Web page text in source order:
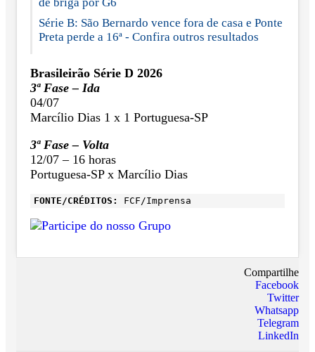
Série B: São Bernardo vence fora de casa e Ponte
Preta perde a 16ª - Confira outros resultados
Brasileirão Série D 2026
3ª Fase – Ida
04/07
Marcílio Dias 1 x 1 Portuguesa-SP
3ª Fase – Volta
12/07 – 16 horas
Portuguesa-SP x Marcílio Dias
FONTE/CRÉDITOS: FCF/Imprensa
Compartilhe
Facebook
Twitter
Whatsapp
Telegram
LinkedIn